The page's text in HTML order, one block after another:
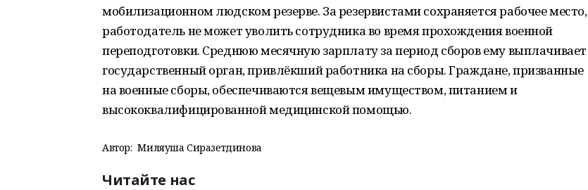
мобилизационном людском резерве. За резервистами сохраняется рабочее место,
работодатель не может уволить сотрудника во время прохождения военной
переподготовки. Среднюю месячную зарплату за период сборов ему выплачивает
государственный орган, привлёкший работника на сборы. Граждане, призванные
на военные сборы, обеспечиваются вещевым имуществом, питанием и
высококвалифицированной медицинской помощью.
Автор: Миляуша Сиразетдинова
Читайте нас